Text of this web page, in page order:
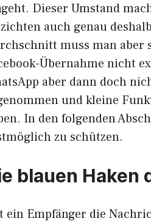
Dieser Umstand
auch genau
muss man aber
Übernahme nicht
aber dann doch
und kleine
In den folgenden
zu schützen.
blauen Haken
ein Empfänger die